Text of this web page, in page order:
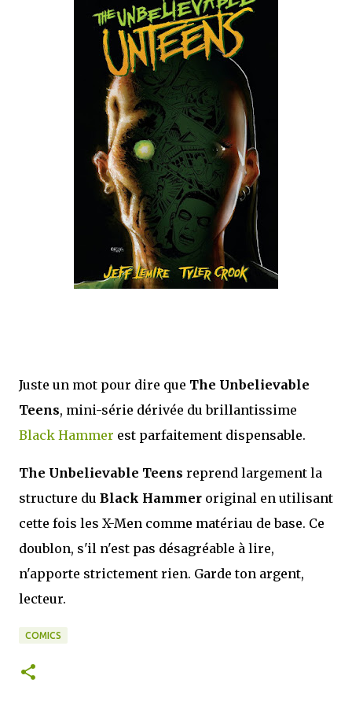
que Thomas connaissait et appréciait Olivier. Marlowe découvre une ville qu’il
ne connaissait pas, habitée par la méfiance, la peur et le rigorisme de la Ligue,
une ville pleine de mystères et de vieilles rancœurs. La Dame d...
Juste un mot pour dire que The Unbelievable
Teens, mini-série dérivée du brillantissime
Black Hammer est parfaitement dispensable.
The Unbelievable Teens reprend largement la
structure du Black Hammer original en utilisant
cette fois les X-Men comme matériau de base. Ce
doublon, s'il n'est pas désagréable à lire,
n'apporte strictement rien. Garde ton argent,
lecteur.
COMICS